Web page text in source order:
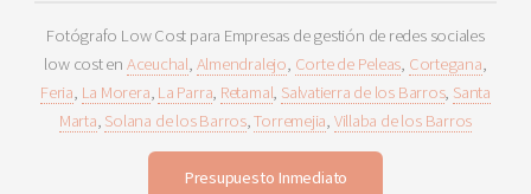
Fotógrafo Low Cost para Empresas de gestión de redes sociales
low cost en Aceuchal, Almendralejo, Corte de Peleas, Cortegana,
Feria, La Morera, La Parra, Retamal, Salvatierra de los Barros, Santa
Marta, Solana de los Barros,Torremejia, Villaba de los Barros
Presupuesto Inmediato